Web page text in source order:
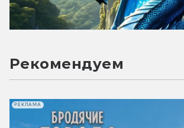
Рекомендуем
РЕКЛАМА